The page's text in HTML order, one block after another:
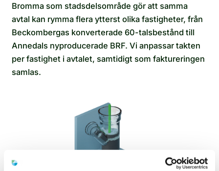
Bromma som stadsdelsområde gör att samma
avtal kan rymma flera ytterst olika fastigheter, från
Beckombergas konverterade 60-talsbestånd till
Annedals nyproducerade BRF. Vi anpassar takten
per fastighet i avtalet, samtidigt som faktureringen
samlas.